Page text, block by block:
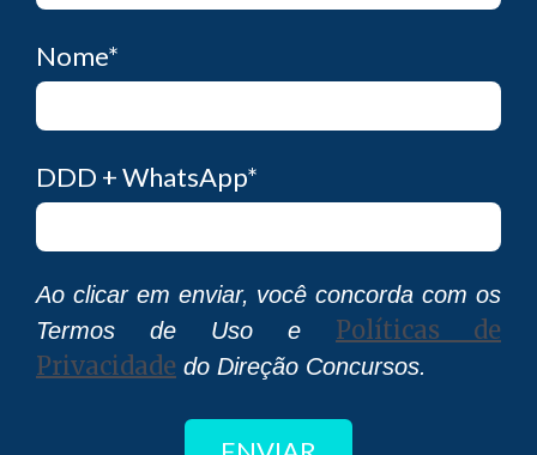
Nome*
DDD + WhatsApp*
Ao clicar em enviar, você concorda com os
Termos de Uso e Políticas de
Privacidade do Direção Concursos.